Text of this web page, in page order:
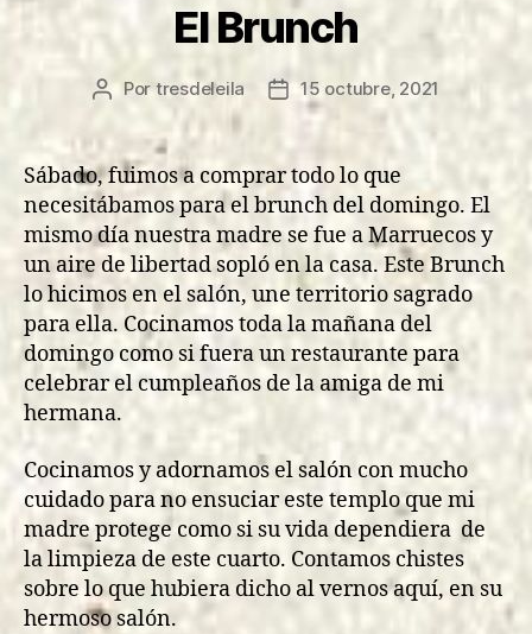
El Brunch
Autor
entrada
Por tresdeleila
Fecha
entrada
15 octubre, 2021
Sábado, fuimos a comprar todo lo que
necesitábamos para el brunch del domingo. El
mismo día nuestra madre se fue a Marruecos y
un aire de libertad sopló en la casa. Este Brunch
lo hicimos en el salón, une territorio sagrado
para ella. Cocinamos toda la mañana del
domingo como si fuera un restaurante para
celebrar el cumpleaños de la amiga de mi
hermana.
Cocinamos y adornamos el salón con mucho
cuidado para no ensuciar este templo que mi
madre protege como si su vida dependiera de
la limpieza de este cuarto. Contamos chistes
sobre lo que hubiera dicho al vernos aquí, en su
hermoso salón.